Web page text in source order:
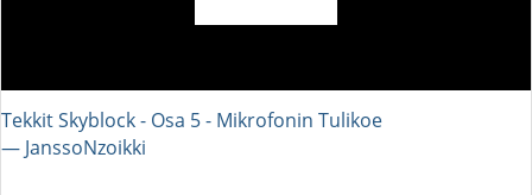
Tekkit Skyblock - Osa 5 - Mikrofonin Tulikoe
― JanssoNzoikki